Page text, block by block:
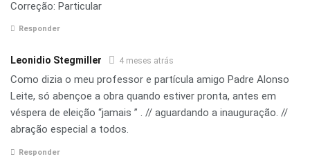
Correção: Particular
Responder
Leonidio Stegmiller 4 meses atrás
Como dizia o meu professor e partícula amigo Padre Alonso
Leite, só abençoe a obra quando estiver pronta, antes em
véspera de eleição “jamais ” . // aguardando a inauguração. //
abração especial a todos.
Responder